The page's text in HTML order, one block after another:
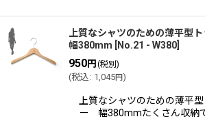
上質なシャツのための薄平型
幅380mm
No.21 - W380
950円 (税別)
(税込 : 1,045円)
上質なシャツのための薄平
ー 幅380mmたくさん収納